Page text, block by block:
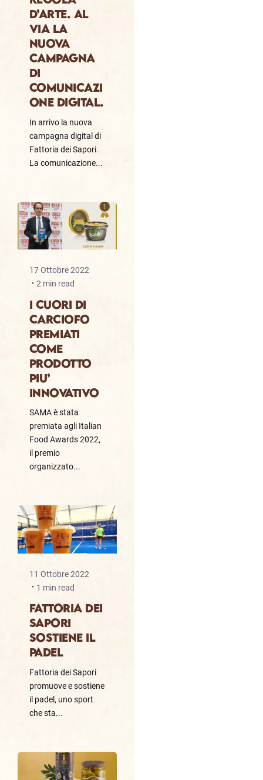
d’Arte. Al
via la
nuova
campagna
di
comunicazi
one digital.
In arrivo la nuova
campagna digital di
Fattoria dei Sapori.
La comunicazione...
17 Ottobre 2022
2 min read
I CUORI DI
CARCIOFO
PREMIATI
COME
PRODOTTO
PIU’
INNOVATIVO
SAMA è stata
premiata agli Italian
Food Awards 2022,
il premio
organizzato...
11 Ottobre 2022
1 min read
FATTORIA DEI
SAPORI
SOSTIENE IL
PADEL
Fattoria dei Sapori
promuove e sostiene
il padel, uno sport
che sta...